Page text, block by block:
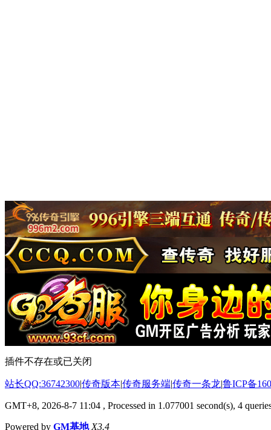
插件不存在或已关闭
站长QQ:36742300|传奇版本|传奇服务端|传奇一条龙|鲁ICP备
GMT+8, 2026-8-7 11:04 , Processed in 1.077001 second(s), 4
Powered by GM基地 X3.4